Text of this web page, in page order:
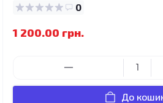
0
1 200.00 грн.
До